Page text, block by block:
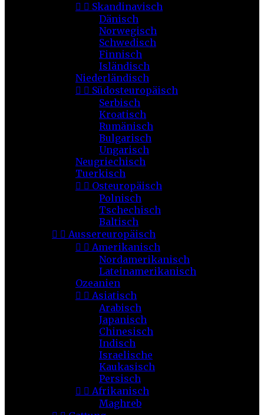
  Skandinavisch
Dänisch
Norwegisch
Schwedisch
Finnisch
Isländisch
Niederländisch
  Südosteuropäisch
Serbisch
Kroatisch
Rumänisch
Bulgarisch
Ungarisch
Neugriechisch
Tuerkisch
  Osteuropäisch
Polnisch
Tschechisch
Baltisch
  Aussereuropäisch
  Amerikanisch
Nordamerikanisch
Lateinamerikanisch
Ozeanien
  Asiatisch
Arabisch
Japanisch
Chinesisch
Indisch
Israelische
Kaukasisch
Persisch
  Afrikanisch
Maghreb